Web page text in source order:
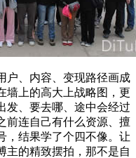
户、内容、变现路径画成
墙上的高大上战略图，更
发、要去哪、途中会经过
前连自己有什么资源、擅
，结果学了个四不像。让
主的精致摆拍，那不是自